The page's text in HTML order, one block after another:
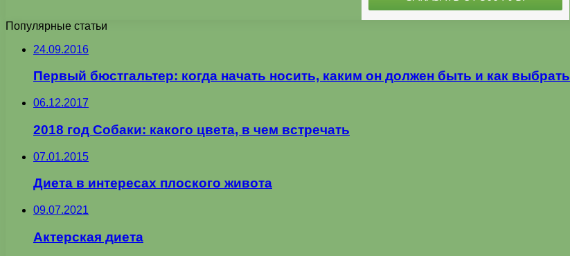
Популярные статьи
24.09.2016
Первый бюстгальтер: когда начать носить, каким он должен быть и как выбрать
06.12.2017
2018 год Собаки: какого цвета, в чем встречать
07.01.2015
Диета в интересах плоского живота
09.07.2021
Актерская диета